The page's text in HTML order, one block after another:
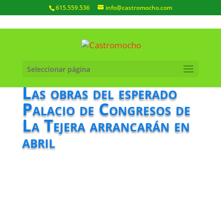
615.559.536 info@castromocho.com
Seleccionar página
Las obras del esperado
Palacio de Congresos de
La Tejera arrancarán en
abril